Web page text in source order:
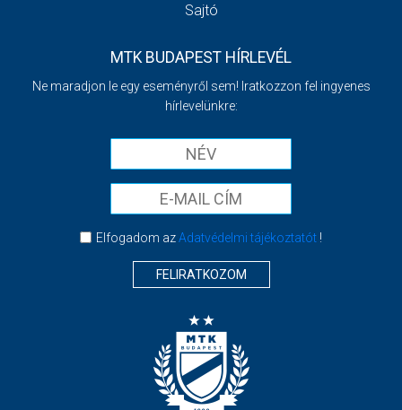
Sajtó
MTK BUDAPEST HÍRLEVÉL
Ne maradjon le egy eseményről sem! Iratkozzon fel ingyenes
hírlevelünkre:
Elfogadom azAdatvédelmi tájékoztatót!
FELIRATKOZOM